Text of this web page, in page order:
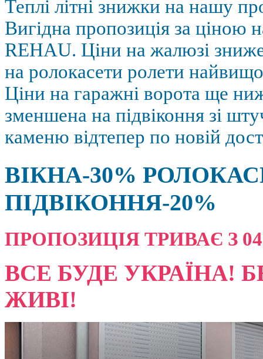
Теплі літні знижки на нашу
Вигідна пропозиція за ціною
REHAU. Ціни на жалюзі
на ролокасети ролети
Ціни на гаражні ворота ще
зменшена на підвіконня зі
каменю відтепер по новій
ВІКНА-30%
ПІДВІКОННЯ-20%
ПРОПОЗИЦІЯ ТРИВАЄ З
ВСЕ БУДЕ УКРАЇНА!
ЖИВІ!